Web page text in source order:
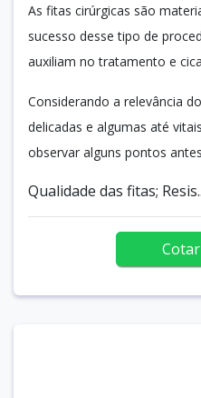
As fitas cirúrgicas são
sucesso desse tipo de
auxiliam no tratamento e
Considerando a relevância
delicadas e algumas até
observar alguns pontos
Qualidade das fitas;